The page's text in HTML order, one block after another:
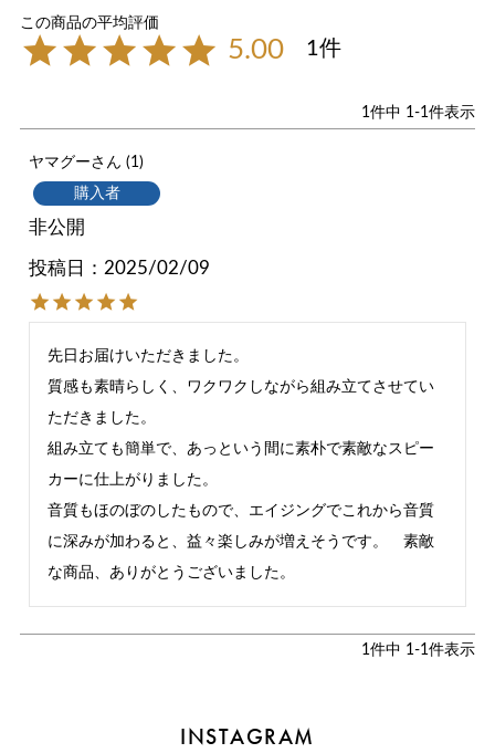
5.00 1
1件中 1-1件表示
ヤマグー
1
購入者
非公開
投稿日 2025/02/09
先日お届けいただきました。
質感も素晴らしく、ワクワクしながら組み立てさせてい
ただきました。
組み立ても簡単で、あっという間に素朴で素敵なスピー
カーに仕上がりました。
音質もほのぼのしたもので、エイジングでこれから音質
に深みが加わると、益々楽しみが増えそうです。　素敵
な商品、ありがとうございました。
1件中 1-1件表示
INSTAGRAM